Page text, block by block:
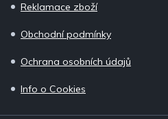
Reklamace zboží
Obchodní podmínky
Ochrana osobních údajů
Info o Cookies